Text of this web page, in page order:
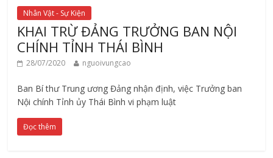
Nhân Vật - Sự Kiện
KHAI TRỪ ĐẢNG TRƯỞNG BAN NỘI
CHÍNH TỈNH THÁI BÌNH
28/07/2020 nguoivungcao
Ban Bí thư Trung ương Đảng nhận định, việc Trưởng ban
Nội chính Tỉnh ủy Thái Bình vi phạm luật
Đọc thêm